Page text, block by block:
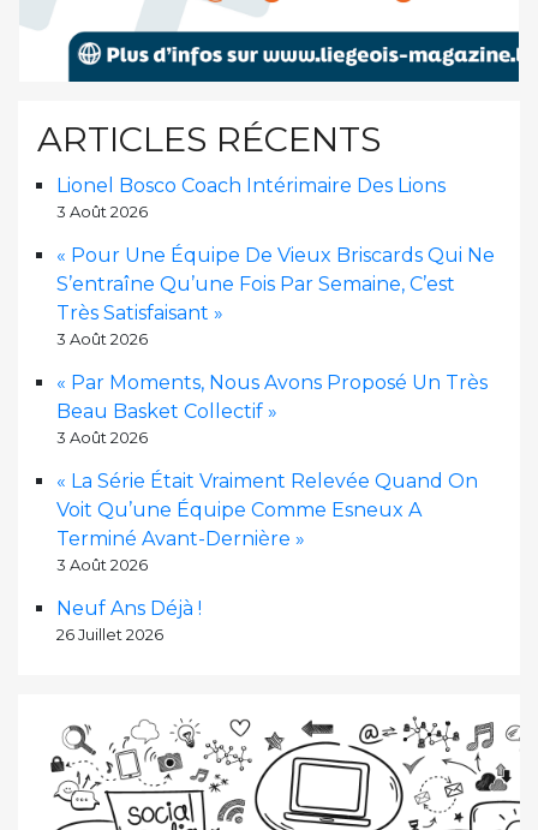
ARTICLES RÉCENTS
Lionel Bosco Coach Intérimaire Des Lions
3 Août 2026
« Pour Une Équipe De Vieux Briscards Qui Ne
S’entraîne Qu’une Fois Par Semaine, C’est
Très Satisfaisant »
3 Août 2026
« Par Moments, Nous Avons Proposé Un Très
Beau Basket Collectif »
3 Août 2026
« La Série Était Vraiment Relevée Quand On
Voit Qu’une Équipe Comme Esneux A
Terminé Avant-Dernière »
3 Août 2026
Neuf Ans Déjà !
26 Juillet 2026